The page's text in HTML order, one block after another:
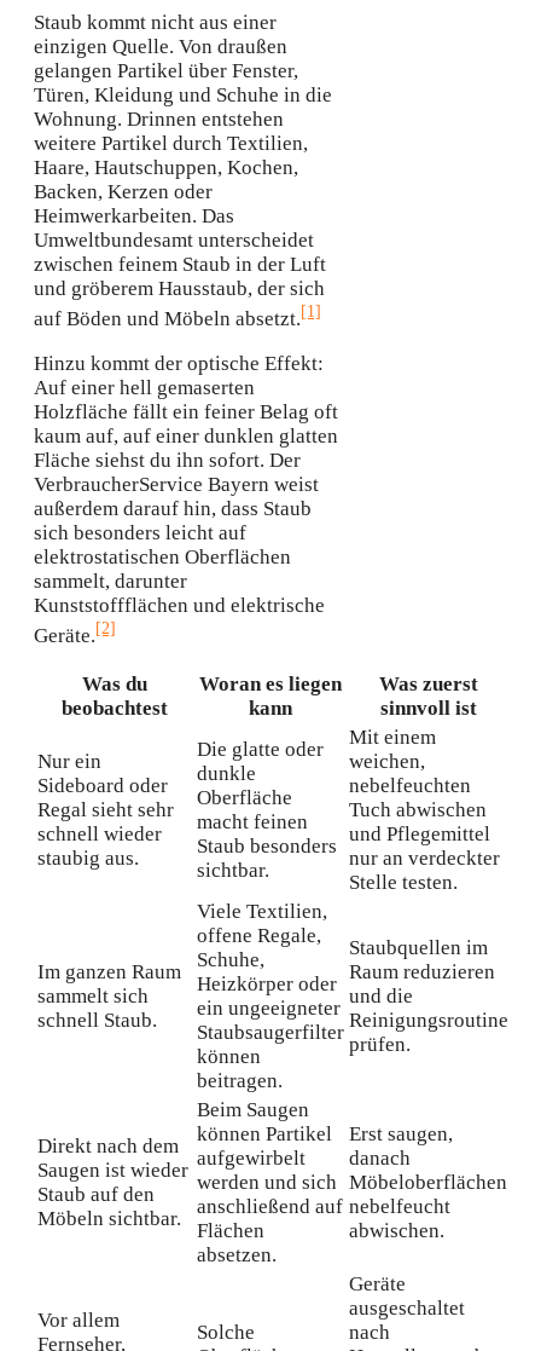
Staub kommt nicht aus einer
einzigen Quelle. Von draußen
gelangen Partikel über Fenster,
Türen, Kleidung und Schuhe in die
Wohnung. Drinnen entstehen
weitere Partikel durch Textilien,
Haare, Hautschuppen, Kochen,
Backen, Kerzen oder
Heimwerkarbeiten. Das
Umweltbundesamt unterscheidet
zwischen feinem Staub in der Luft
und gröberem Hausstaub, der sich
auf Böden und Möbeln absetzt.[1]
Hinzu kommt der optische Effekt:
Auf einer hell gemaserten
Holzfläche fällt ein feiner Belag oft
kaum auf, auf einer dunklen glatten
Fläche siehst du ihn sofort. Der
VerbraucherService Bayern weist
außerdem darauf hin, dass Staub
sich besonders leicht auf
elektrostatischen Oberflächen
sammelt, darunter
Kunststoffflächen und elektrische
Geräte.[2]
Was du
beobachtest
Woran es liegen
kann
Was zuerst
sinnvoll ist
Nur ein
Sideboard oder
Regal sieht sehr
schnell wieder
staubig aus.
Die glatte oder
dunkle
Oberfläche
macht feinen
Staub besonders
sichtbar.
Mit einem
weichen,
nebelfeuchten
Tuch abwischen
und Pflegemittel
nur an verdeckter
Stelle testen.
Im ganzen Raum
sammelt sich
schnell Staub.
Viele Textilien,
offene Regale,
Schuhe,
Heizkörper oder
ein ungeeigneter
Staubsaugerfilter
können
beitragen.
Staubquellen im
Raum reduzieren
und die
Reinigungsroutine
prüfen.
Direkt nach dem
Saugen ist wieder
Staub auf den
Möbeln sichtbar.
Beim Saugen
können Partikel
aufgewirbelt
werden und sich
anschließend auf
Flächen
absetzen.
Erst saugen,
danach
Möbeloberflächen
nebelfeucht
abwischen.
Vor allem
Fernseher,
Solche
Geräte
ausgeschaltet
nach